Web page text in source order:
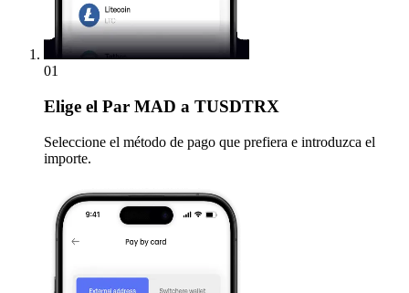
01
Elige el Par MAD a TUSDTRX
Seleccione el método de pago que prefiera e introduzca el
importe.